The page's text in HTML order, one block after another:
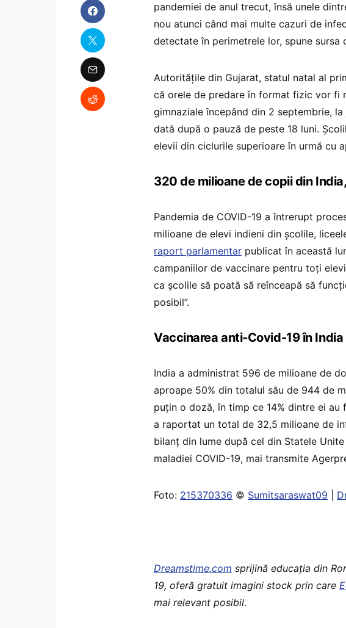
pandemiei de anul trecut, însă unele
nou atunci când mai multe cazuri de
detectate în perimetrele lor, spune sursa
Autorităţile din Gujarat, statul natal al
că orele de predare în format fizic vor fi
gimnaziale începând din 2 septembrie,
dată după o pauză de peste 18 luni.
elevii din ciclurile superioare în urmă cu
320 de milioane de copii din
Pandemia de COVID-19 a întrerupt
milioane de elevi indieni din şcolile,
raport parlamentar publicat în această
campaniilor de vaccinare pentru toţi
ca şcolile să poată să reînceapă să
posibil”.
Vaccinarea anti-Covid-19 în India
India a administrat 596 de milioane de
aproape 50% din totalul său de 944 de
puţin o doză, în timp ce 14% dintre ei
a raportat un total de 32,5 milioane de
bilanţ din lume după cel din Statele
maladiei COVID-19, mai transmite
Foto: 215370336 © Sumitsaraswat09
Dreamstime.com sprijină educaţia din
19, oferă gratuit imagini stock prin care
mai relevant posibil.